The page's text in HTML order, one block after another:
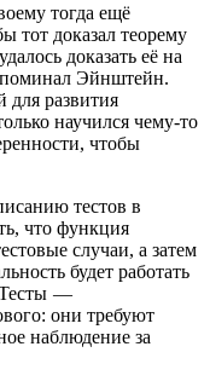
тогда ещё
тот доказал теорему
доказать её на
Эйнштейн.
развития
научился чему-то
чтобы
тестов в
что функция
случаи, а затем
будет работать
Тесты —
они требуют
наблюдение за